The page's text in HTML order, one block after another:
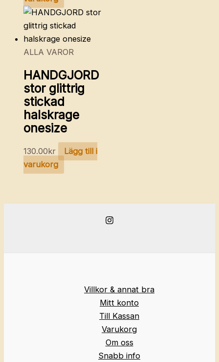
ALLA VAROR
HANDGJORD
stor glittrig
stickad
halskrage
onesize
130.00kr
Lägg till i
varukorg
Villkor & annat bra
Mitt konto
Till Kassan
Varukorg
Om oss
Snabb info